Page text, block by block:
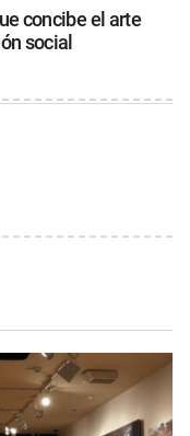
concibe el arte
social